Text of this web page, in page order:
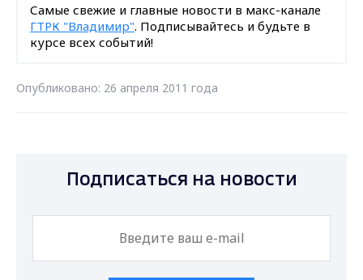
Самые свежие и главные новости в макс-канале
ГТРК "Владимир". Подписывайтесь и будьте в
курсе всех событий!
Опубликовано: 26 апреля 2011 года
Подписаться на новости